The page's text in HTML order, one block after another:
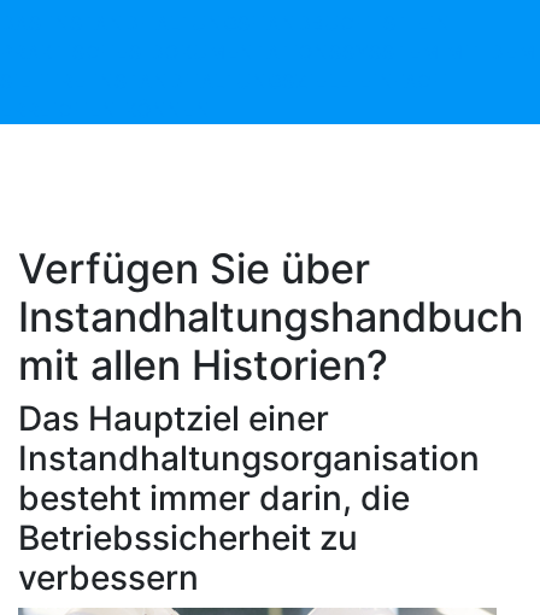
Verfügen Sie über
Instandhaltungshandbuch
mit allen Historien?
Das Hauptziel einer
Instandhaltungsorganisation
besteht immer darin, die
Betriebssicherheit zu
verbessern